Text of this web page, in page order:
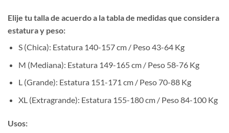
Elije tu talla de acuerdo a la tabla de medidas que considera
estatura y peso:
S (Chica): Estatura 140-157 cm / Peso 43-64 Kg
M (Mediana): Estatura 149-165 cm / Peso 58-76 Kg
L (Grande): Estatura 151-171 cm / Peso 70-88 Kg
XL (Extragrande): Estatura 155-180 cm / Peso 84-100 Kg
Usos: